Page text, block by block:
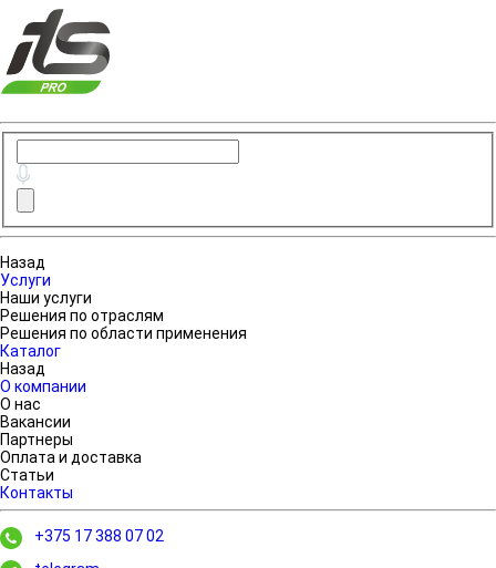
Назад
Услуги
Наши услуги
Решения по отраслям
Решения по области применения
Каталог
Назад
О компании
О нас
Вакансии
Партнеры
Оплата и доставка
Статьи
Контакты
+375 17 388 07 02